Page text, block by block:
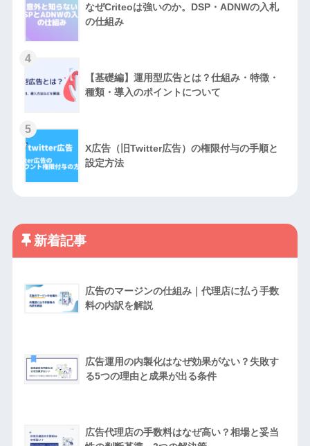
なぜCriteoは強いのか。DSP・ADNWの入札
の仕組み
4
【基礎編】運用型広告とは？仕組み・特徴・
種類・導入のポイントについて
5
X広告（旧Twitter広告）の権限付与の手順と
設定方法
新着記事
広告のマージンの仕組み｜代理店に払う手数
料の内訳を解説
広告運用の内製化はなぜ効果がない？失敗す
る5つの理由と成果が出る条件
広告代理店の手数料はなぜ高い？相場と妥当